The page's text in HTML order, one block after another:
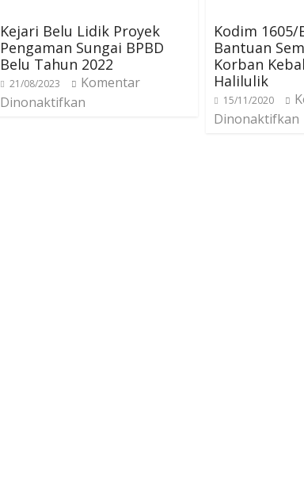
Kejari Belu Lidik Proyek
Pengaman Sungai BPBD
Belu Tahun 2022
21/08/2023
Komentar
Dinonaktifkan
Kodim 1605/
Bantuan
Korban
Halilulik
15/11/2020
Dinonaktifkan